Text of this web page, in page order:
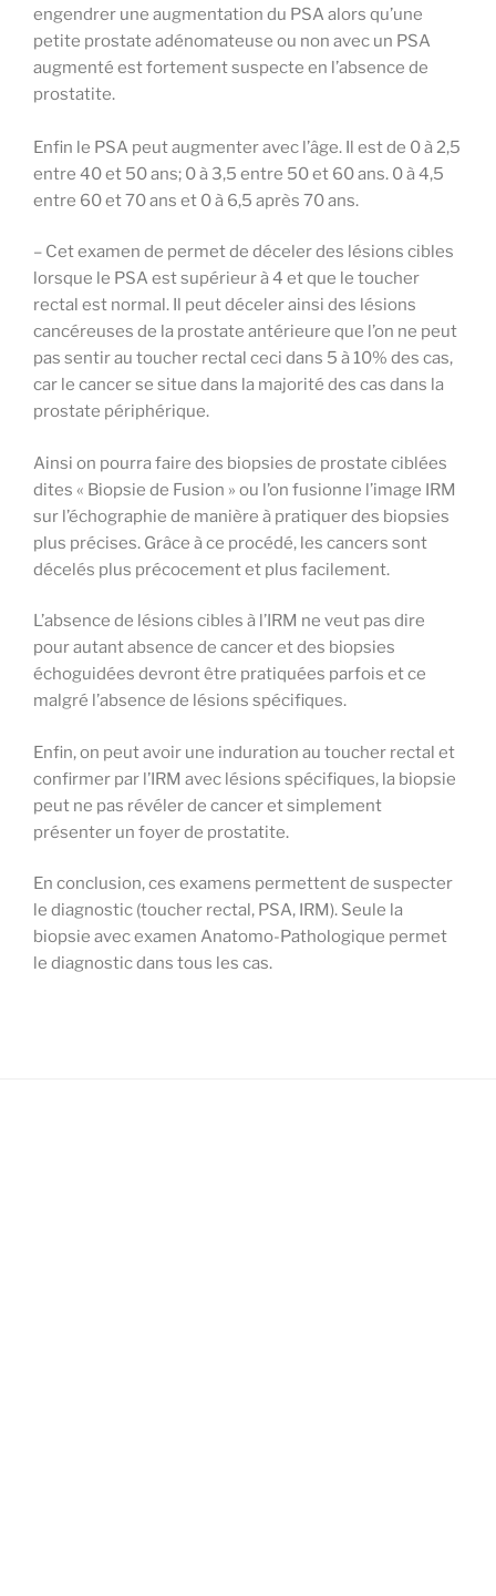
engendrer une augmentation du PSA alors qu’une
petite prostate adénomateuse ou non avec un PSA
augmenté est fortement suspecte en l’absence de
prostatite.
Enfin le PSA peut augmenter avec l’âge. Il est de 0 à 2,5
entre 40 et 50 ans; 0 à 3,5 entre 50 et 60 ans. 0 à 4,5
entre 60 et 70 ans et 0 à 6,5 après 70 ans.
– Cet examen de permet de déceler des lésions cibles
lorsque le PSA est supérieur à 4 et que le toucher
rectal est normal. Il peut déceler ainsi des lésions
cancéreuses de la prostate antérieure que l’on ne peut
pas sentir au toucher rectal ceci dans 5 à 10% des cas,
car le cancer se situe dans la majorité des cas dans la
prostate périphérique.
Ainsi on pourra faire des biopsies de prostate ciblées
dites « Biopsie de Fusion » ou l’on fusionne l’image IRM
sur l’échographie de manière à pratiquer des biopsies
plus précises. Grâce à ce procédé, les cancers sont
décelés plus précocement et plus facilement.
L’absence de lésions cibles à l’IRM ne veut pas dire
pour autant absence de cancer et des biopsies
échoguidées devront être pratiquées parfois et ce
malgré l’absence de lésions spécifiques.
Enfin, on peut avoir une induration au toucher rectal et
confirmer par l’IRM avec lésions spécifiques, la biopsie
peut ne pas révéler de cancer et simplement
présenter un foyer de prostatite.
En conclusion, ces examens permettent de suspecter
le diagnostic (toucher rectal, PSA, IRM). Seule la
biopsie avec examen Anatomo-Pathologique permet
le diagnostic dans tous les cas.